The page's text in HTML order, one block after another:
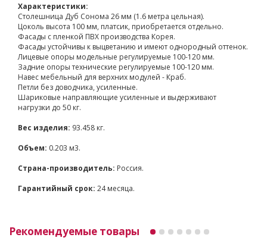
Характеристики:
Столешница Дуб Сонома 26 мм (1.6 метра цельная).
Цоколь высота 100 мм, платсик, приобретается отдельно.
Фасады с пленкой ПВХ производства Корея.
Фасады устойчивы к выцветанию и имеют однородный оттенок.
Лицевые опоры модельные регулируемые 100-120 мм.
Задние опоры технические регулируемые 100-120 мм.
Навес мебельный для верхних модулей - Краб.
Петли без доводчика, усиленные.
Шариковые направляющие усиленные и выдерживают
нагрузки до 50 кг.
Вес изделия: 93.458 кг.
Объем: 0.203 м3.
Страна-производитель: Россия.
Гарантийный срок: 24 месяца.
Рекомендуемые товары